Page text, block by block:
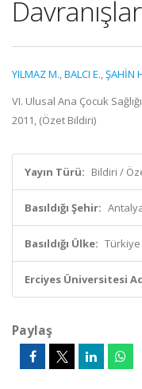
YILMAZ M.,BALCI E.,ŞAHİN
VI. Ulusal Ana Çocuk
2011, (Özet Bildiri)
Yayın Türü: Bildiri /
Basıldığı Şehir:
Basıldığı Ülke: Türkiye
Erciyes Üniversitesi
Paylaş